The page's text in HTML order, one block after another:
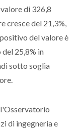
di 326,8
cresce del 21,3%,
del valore è
25,8% in
sotto soglia
di ingegneria e